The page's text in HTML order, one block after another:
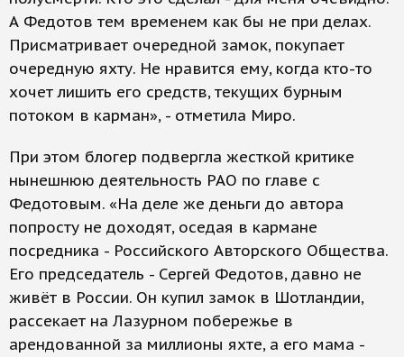
А Федотов тем временем как бы не при делах.
Присматривает очередной замок, покупает
очередную яхту. Не нравится ему, когда кто-то
хочет лишить его средств, текущих бурным
потоком в карман», - отметила Миро.
При этом блогер подвергла жесткой критике
нынешнюю деятельность РАО по главе с
Федотовым. «На деле же деньги до автора
попросту не доходят, оседая в кармане
посредника - Российского Авторского Общества.
Его председатель - Сергей Федотов, давно не
живёт в России. Он купил замок в Шотландии,
рассекает на Лазурном побережье в
арендованной за миллионы яхте, а его мама -